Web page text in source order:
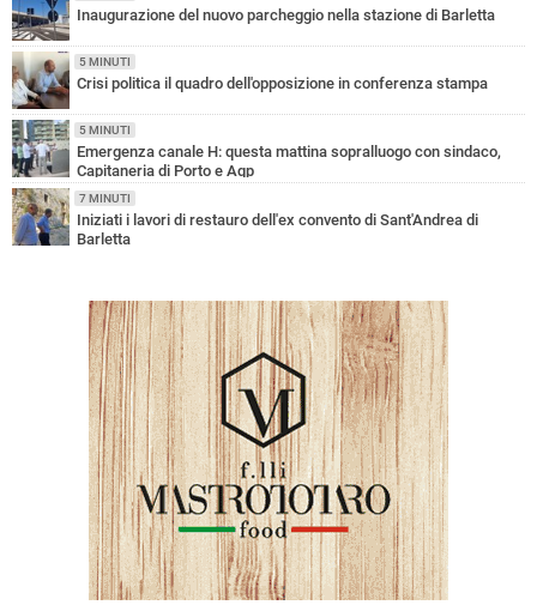
Inaugurazione del nuovo parcheggio nella stazione di Barletta
5 MINUTI
Crisi politica il quadro dell'opposizione in conferenza stampa
5 MINUTI
Emergenza canale H: questa mattina sopralluogo con sindaco,
Capitaneria di Porto e Aqp
7 MINUTI
Iniziati i lavori di restauro dell'ex convento di Sant'Andrea di
Barletta